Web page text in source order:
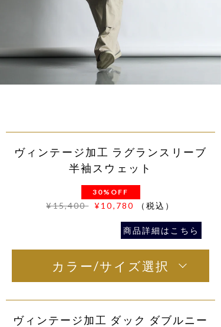
ヴィンテージ加工 ラグランスリーブ
半袖スウェット
30%OFF
¥15,400 ¥10,780 （税込）
商品詳細はこちら
カラー/サイズ選択
ヴィンテージ加工 ダック ダブルニー